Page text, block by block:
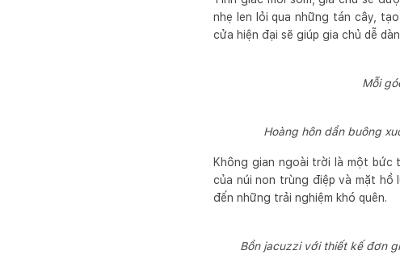
nhẹ len lỏi qua những tán cây,
cửa hiện đại sẽ giúp gia chủ dễ
Mỗi
Hoàng hôn dần buông
Không gian ngoài trời là một bức
của núi non trùng điệp và mặt hồ
đến những trải nghiệm khó quên.
Bồn jacuzzi với thiết kế đơn